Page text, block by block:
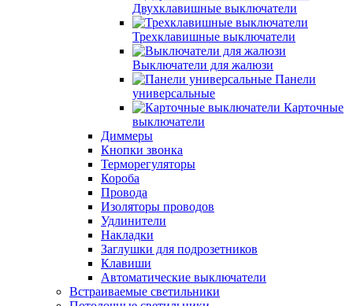
Двухклавишные выключатели
Трехклавишные выключатели
Выключатели для жалюзи
Панели
универсальные
Карточные
выключатели
Диммеры
Кнопки звонка
Терморегуляторы
Короба
Провода
Изоляторы проводов
Удлинители
Накладки
Заглушки для подрозетников
Клавиши
Автоматические выключатели
Встраиваемые светильники